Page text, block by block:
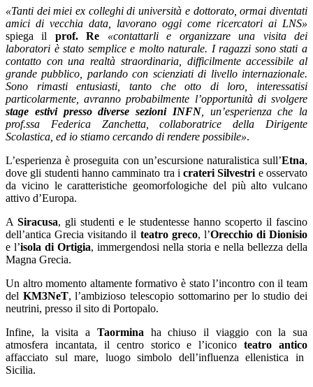
«Tanti dei miei ex colleghi di università e dottorato, ormai diventati
amici di vecchia data, lavorano oggi come ricercatori ai LNS»
spiega
il prof. Re
«contattarli e organizzare una visita dei
laboratori è stato semplice e molto naturale. I ragazzi sono stati a
contatto con una realtà straordinaria, difficilmente accessibile al
grande pubblico, parlando con scienziati di livello internazionale.
Sono rimasti entusiasti, tanto che otto di loro, interessatisi
particolarmente, avranno probabilmente l’opportunità di svolgere
stage estivi presso diverse sezioni INFN, un’esperienza che la
prof.ssa Federica Zanchetta, collaboratrice della Dirigente
Scolastica, ed io stiamo cercando di rendere possibile».
L’esperienza è proseguita con un’escursione naturalistica sull’Etna,
dove gli studenti hanno camminato tra icrateri Silvestri e osservato
da vicino le caratteristiche geomorfologiche del più alto vulcano
attivo d’Europa.
A Siracusa, gli studenti e le studentesse hanno scoperto il fascino
dell’antica Grecia visitando il teatro greco, l’Orecchio di Dionisio
e l’isola di Ortigia, immergendosi nella storia e nella bellezza della
Magna Grecia.
Un altro momento altamente formativo è stato l’incontro con il team
del KM3NeT, l’ambizioso telescopio sottomarino per lo studio dei
neutrini, presso il sito di Portopalo.
Infine, la visita a Taormina ha chiuso il viaggio con la sua
atmosfera incantata, il centro storico e l’iconicoteatro antico
affacciato sul mare, luogo simbolo dell’influenza ellenistica in
Sicilia.